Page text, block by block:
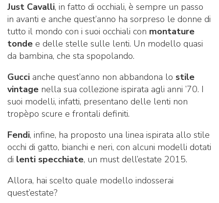
Just Cavalli, in fatto di occhiali, è sempre un passo
in avanti e anche quest’anno ha sorpreso le donne di
tutto il mondo con i suoi occhiali con montature
tonde e delle stelle sulle lenti. Un modello quasi
da bambina, che sta spopolando.
Gucci anche quest’anno non abbandona lo stile
vintage nella sua collezione ispirata agli anni ’70. I
suoi modelli, infatti, presentano delle lenti non
tropèpo scure e frontali definiti.
Fendi, infine, ha proposto una linea ispirata allo stile
occhi di gatto, bianchi e neri, con alcuni modelli dotati
di lenti specchiate, un must dell’estate 2015.
Allora, hai scelto quale modello indosserai
quest’estate?